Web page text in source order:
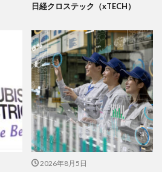
日経クロステック（xTECH）
2026年8月5日